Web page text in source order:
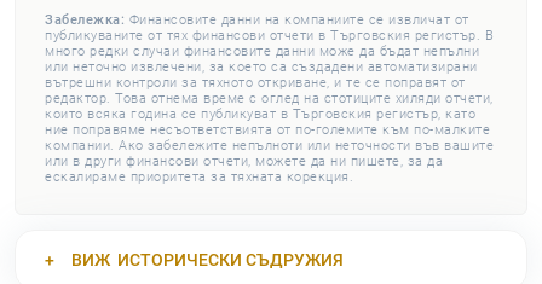
Забележка: Финансовите данни на компаниите се извличат от
публикуваните от тях финансови отчети в Търговския регистър. В
много редки случаи финансовите данни може да бъдат непълни
или неточно извлечени, за което са създадени автоматизирани
вътрешни контроли за тяхното откриване, и те се поправят от
редактор. Това отнема време с оглед на стотиците хиляди отчети,
които всяка година се публикуват в Търговския регистър, като
ние поправяме несъответствията от по-големите към по-малките
компании. Ако забележите непълноти или неточности във вашите
или в други финансови отчети, можете да ни пишете, за да
ескалираме приоритета за тяхната корекция.
ВИЖ ИСТОРИЧЕСКИ СЪДРУЖИЯ